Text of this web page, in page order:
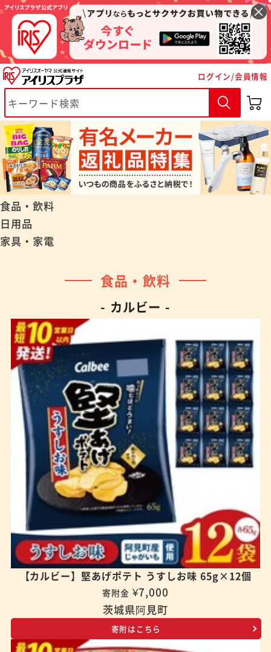
ログイン/会員情報
食品・飲料
日用品
家具・家電
食品・飲料
- カルビー -
【カルビー】堅あげポテト うすしお味 65g×12個
寄附金 ¥7,000
茨城県阿見町
寄附はこちら
※ご確認ください
カートに入れる 購入手続きへ